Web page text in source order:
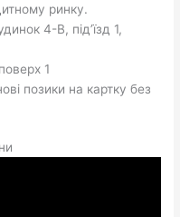
ринку.
4-В, під’їзд 1,
1
позики на картку без